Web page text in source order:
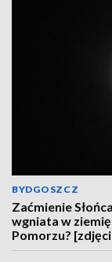
BYDGOSZCZ
Zaćmienie
wgniata w
Pomorzu?